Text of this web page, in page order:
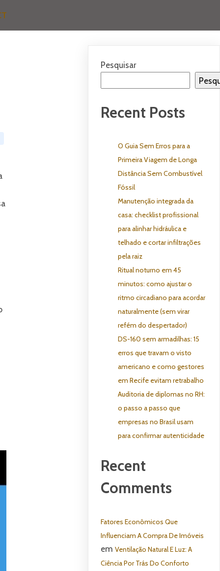
Pesquisar
Recent Posts
O Guia Sem Erros para a
Primeira Viagem de Longa
Distância Sem Combustível
Fóssil
Manutenção integrada da
casa: checklist profissional
para alinhar hidráulica e
telhado e cortar infiltrações
pela raiz
Ritual noturno em 45
minutos: como ajustar o
ritmo circadiano para acordar
naturalmente (sem virar
refém do despertador)
DS-160 sem armadilhas: 15
erros que travam o visto
americano e como gestores
em Recife evitam retrabalho
Auditoria de diplomas no RH:
o passo a passo que
empresas no Brasil usam
para confirmar autenticidade
Recent
Comments
Fatores Econômicos Que
Influenciam A Compra De Imóveis
emVentilação Natural E Luz: A
Ciência Por Trás Do Conforto